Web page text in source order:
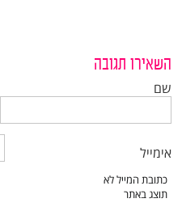
השאירו תגובה
שם
אימייל